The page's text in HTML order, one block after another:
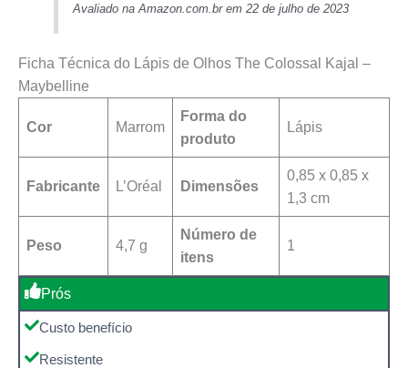
Avaliado na Amazon.com.br em 22 de julho de 2023
Ficha Técnica do Lápis de Olhos The Colossal Kajal –
Maybelline
Cor Marrom
Forma do
produto
Lápis
Fabricante ‎L’Oréal Dimensões
‎0,85 x 0,85 x
1,3 cm
Peso 4,7 g
Número de
itens
1
Prós
Custo benefício
Resistente